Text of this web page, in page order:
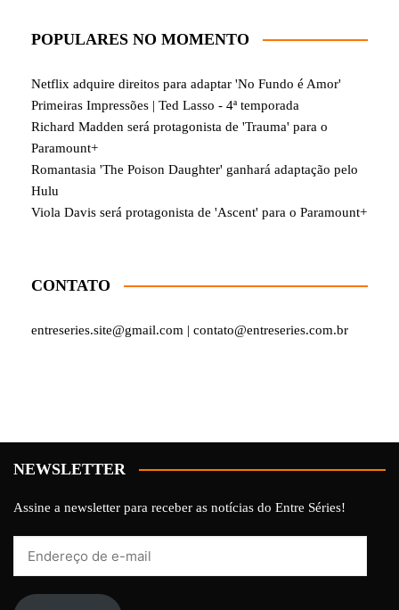
POPULARES NO MOMENTO
Netflix adquire direitos para adaptar 'No Fundo é Amor'
Primeiras Impressões | Ted Lasso - 4ª temporada
Richard Madden será protagonista de 'Trauma' para o
Paramount+
Romantasia 'The Poison Daughter' ganhará adaptação pelo
Hulu
Viola Davis será protagonista de 'Ascent' para o Paramount+
CONTATO
entreseries.site@gmail.com | contato@entreseries.com.br
NEWSLETTER
Assine a newsletter para receber as notícias do Entre Séries!